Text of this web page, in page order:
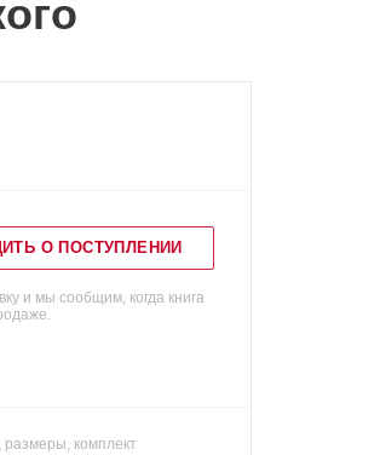
О ПОСТУПЛЕНИИ
и мы сообщим, когда книга
комплект